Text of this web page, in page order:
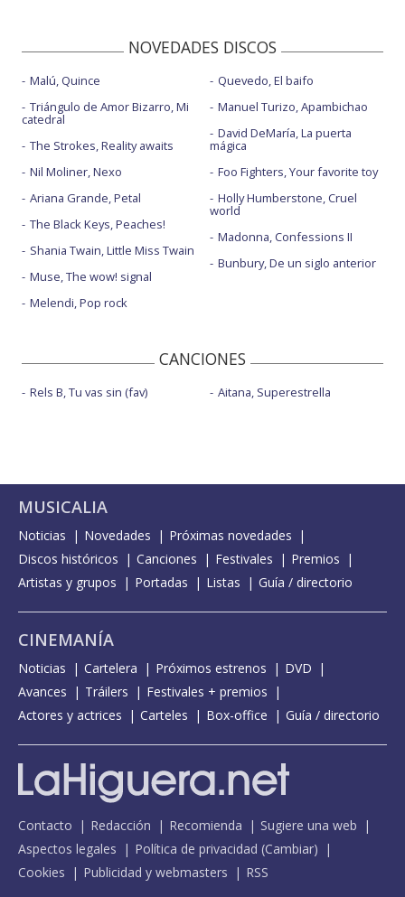
NOVEDADES DISCOS
Malú, Quince
Triángulo de Amor Bizarro, Mi
catedral
The Strokes, Reality awaits
Nil Moliner, Nexo
Ariana Grande, Petal
The Black Keys, Peaches!
Shania Twain, Little Miss Twain
Muse, The wow! signal
Melendi, Pop rock
Quevedo, El baifo
Manuel Turizo, Apambichao
David DeMaría, La puerta
mágica
Foo Fighters, Your favorite toy
Holly Humberstone, Cruel
world
Madonna, Confessions II
Bunbury, De un siglo anterior
CANCIONES
Rels B, Tu vas sin (fav) Aitana, Superestrella
MUSICALIA
Noticias Novedades
Próximas novedades
Discos históricos
Canciones Festivales
Premios
Artistas y grupos
Portadas Listas Guía / directorio
CINEMANÍA
Noticias Cartelera Próximos estrenos
DVD
Avances
Tráilers
Festivales + premios
Actores y actrices
Carteles Box-office Guía / directorio
Contacto Redacción Recomienda
Sugiere una web
Aspectos legales
Política de privacidad (Cambiar)
Cookies
Publicidad y webmasters RSS